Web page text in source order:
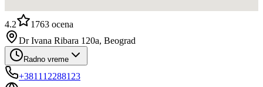
4.2 1763 ocena
Dr Ivana Ribara 120a, Beograd
Radno vreme
+381112288123